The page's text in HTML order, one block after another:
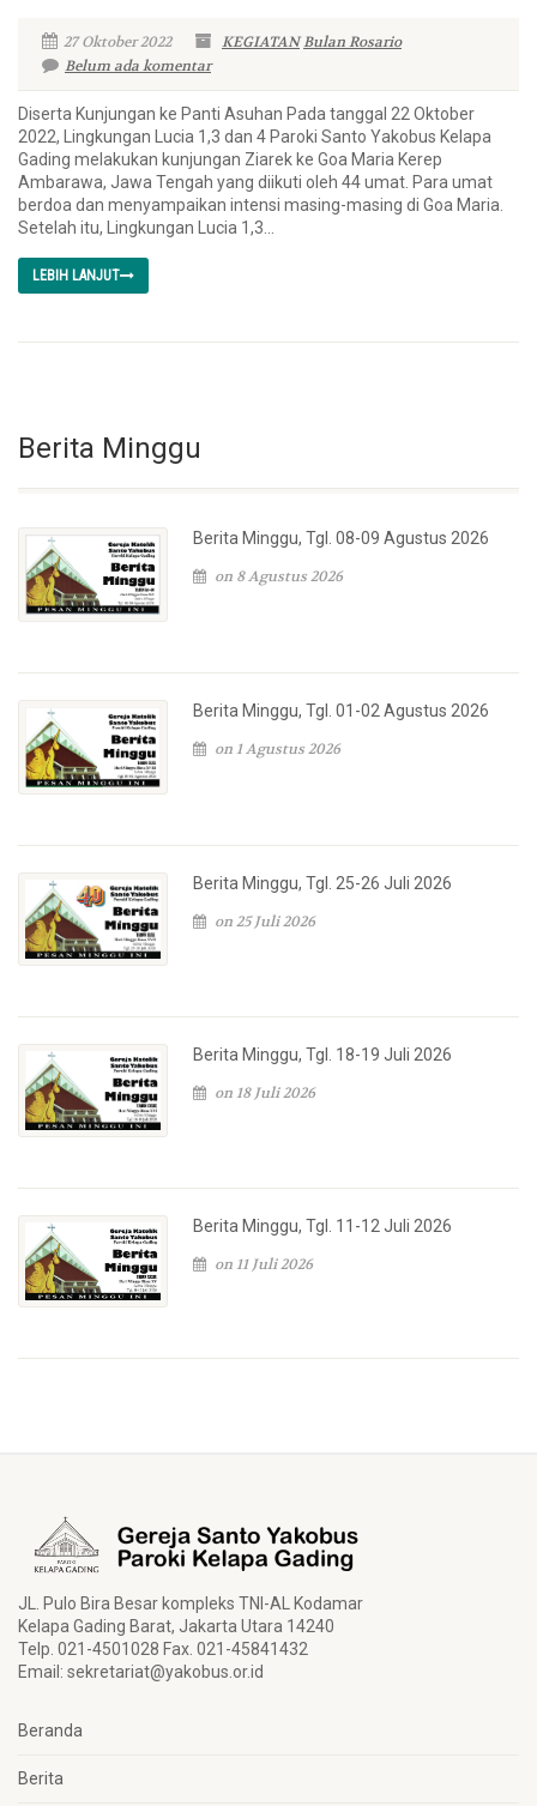
27 Oktober 2022 KEGIATANBulan Rosario
Belum ada komentar
Diserta Kunjungan ke Panti Asuhan Pada tanggal 22 Oktober
2022, Lingkungan Lucia 1,3 dan 4 Paroki Santo Yakobus Kelapa
Gading melakukan kunjungan Ziarek ke Goa Maria Kerep
Ambarawa, Jawa Tengah yang diikuti oleh 44 umat. Para umat
berdoa dan menyampaikan intensi masing-masing di Goa Maria.
Setelah itu, Lingkungan Lucia 1,3...
LEBIH LANJUT
Berita Minggu
Berita Minggu, Tgl. 08-09 Agustus 2026
on 8 Agustus 2026
Berita Minggu, Tgl. 01-02 Agustus 2026
on 1 Agustus 2026
Berita Minggu, Tgl. 25-26 Juli 2026
on 25 Juli 2026
Berita Minggu, Tgl. 18-19 Juli 2026
on 18 Juli 2026
Berita Minggu, Tgl. 11-12 Juli 2026
on 11 Juli 2026
JL. Pulo Bira Besar kompleks TNI-AL Kodamar
Kelapa Gading Barat, Jakarta Utara 14240
Telp. 021-4501028 Fax. 021-45841432
Email: sekretariat@yakobus.or.id
Beranda
Berita